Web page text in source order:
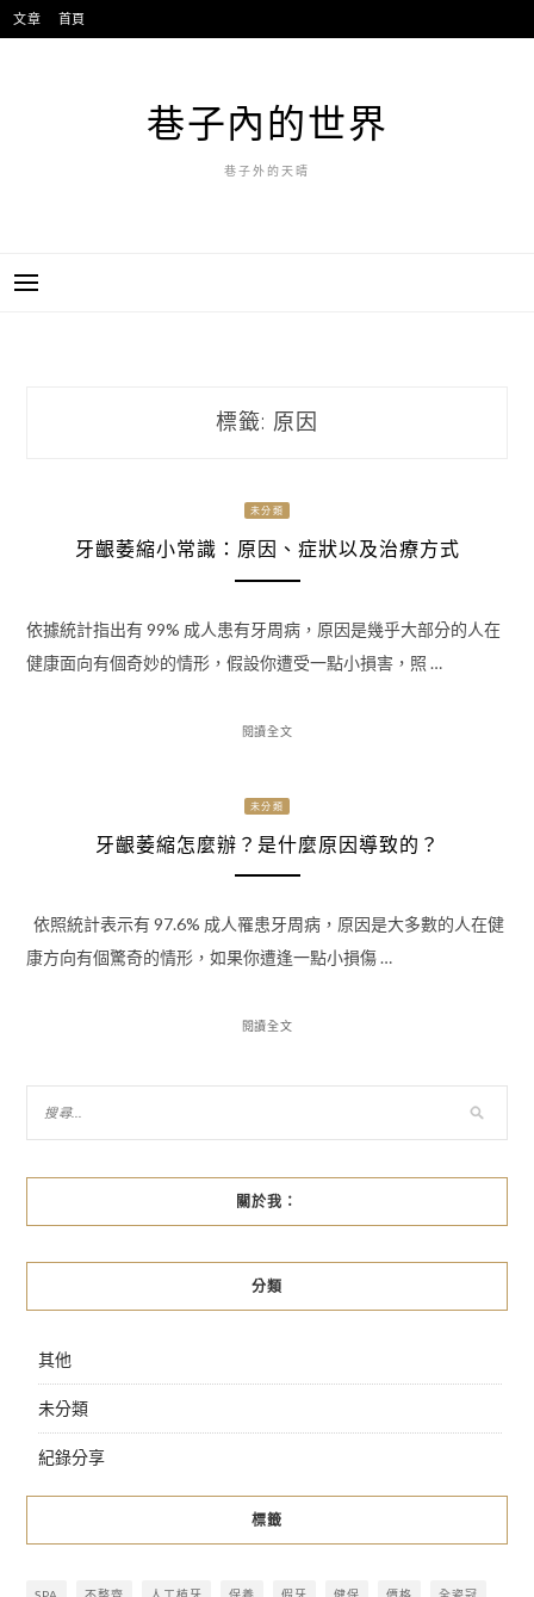
跳
至
文章 首頁
巷子內的世界
巷子外的天晴
標籤: 原因
未分類
牙齦萎縮小常識：原因、症狀以及治療方式
依據統計指出有 99% 成人患有牙周病，原因是幾乎大部分的人在
健康面向有個奇妙的情形，假設你遭受一點小損害，照 …
閱讀全文
未分類
牙齦萎縮怎麼辦？是什麼原因導致的？
依照統計表示有 97.6% 成人罹患牙周病，原因是大多數的人在健
康方向有個驚奇的情形，如果你遭逢一點小損傷 …
閱讀全文
關於我：
分類
其他
未分類
紀錄分享
標籤